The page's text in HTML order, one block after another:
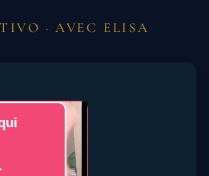
· AVEC ELISA